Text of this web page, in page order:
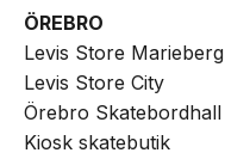
ÖREBRO
Levis Store Marieberg
Levis Store City
Örebro Skatebordhall
Kiosk skatebutik